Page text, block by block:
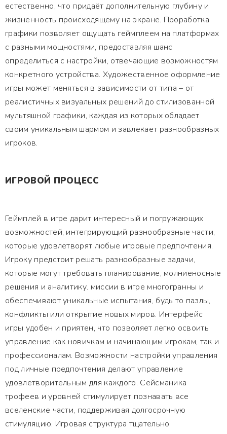
естественно, что придаёт дополнительную глубину и
жизненность происходящему на экране. Проработка
графики позволяет ощущать геймплеем на платформах
с разными мощностями, предоставляя шанс
определиться с настройки, отвечающие возможностям
конкретного устройства. Художественное оформление
игры может меняться в зависимости от типа – от
реалистичных визуальных решений до стилизованной
мультяшной графики, каждая из которых обладает
своим уникальным шармом и завлекает разнообразных
игроков.
ИГРОВОЙ ПРОЦЕСС
Геймплей в игре дарит интересный и погружающих
возможностей, интегрирующий разнообразные части,
которые удовлетворят любые игровые предпочтения.
Игроку предстоит решать разнообразные задачи,
которые могут требовать планирование, молниеносные
решения и аналитику. миссии в игре многогранны и
обеспечивают уникальные испытания, будь то пазлы,
конфликты или открытие новых миров. Интерфейс
игры удобен и приятен, что позволяет легко освоить
управление как новичкам и начинающим игрокам, так и
профессионалам. Возможности настройки управления
под личные предпочтения делают управление
удовлетворительным для каждого. Сейсманика
трофеев и уровней стимулирует познавать все
вселенские части, поддерживая долгосрочную
стимуляцию. Игровая структура тщательно